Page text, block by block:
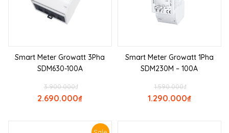
Smart Meter Growatt 3Pha
SDM630-100A
₫
3.900.000
₫
2.690.000
Smart Meter Growatt 1Pha
SDM230M – 100A
₫
1.590.000
₫
1.290.000